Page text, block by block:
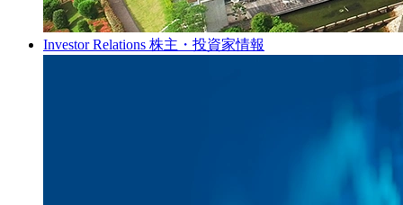
Investor Relations 株主・投資家情報